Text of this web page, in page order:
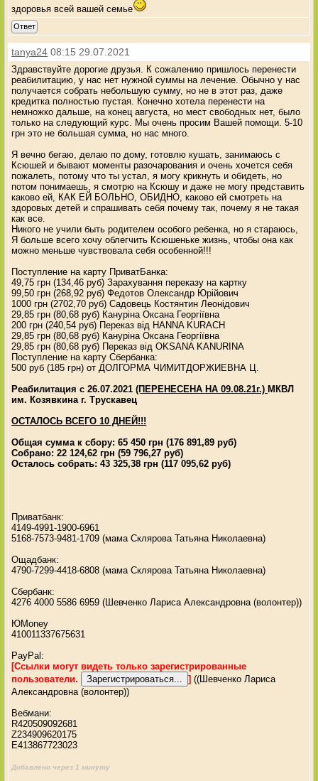
здоровья всей вашей семье
Ответ
tanya24 08:15 29.07.2021
Здравствуйте дорогие друзья. К сожалению пришлось перенести
реабилитацию, у нас нет нужной суммы на лечение. Обычно у нас
получается собрать небольшую сумму, но не в этот раз, даже
кредитка полностью пустая. Конечно хотела перенести на
немножко дальше, на конец августа, но мест свободных нет, было
только на следующий курс. Мы очень просим Вашей помощи. 5-10
грн это не большая сумма, но нас много.
Я вечно бегаю, делаю по дому, готовлю кушать, занимаюсь с
Ксюшей и бывают моменты разочарования и очень хочется себя
пожалеть, потому что ты устал, я могу крикнуть и обидеть, но
потом понимаешь, я смотрю на Ксюшу и даже не могу представить
каково ей, КАК ЕЙ БОЛЬНО, ОБИДНО, каково ей смотреть на
здоровых детей и спрашивать себя почему так, почему я не такая
как все.
Никого не учили быть родителем особого ребенка, но я стараюсь,
Я больше всего хочу облегчить Ксюшеньке жизнь, чтобы она как
можно меньше чувствовала себя особенной!!!
Поступление на карту ПриватБанка:
49,75 грн (134,46 руб) Зарахування переказу на картку
99,50 грн (268,92 руб) Федотов Олександр Юрійович
1000 грн (2702,70 руб) Садовець Костянтин Леонідович
29,85 грн (80,68 руб) Кануріна Оксана Георгіївна
200 грн (240,54 руб) Переказ від HANNA KURACH
29,85 грн (80,68 руб) Кануріна Оксана Георгіївна
29,85 грн (80,68 руб) Переказ від OKSANA KANURINA
Поступление на карту Сбербанка:
500 руб (185 грн) от ДОЛГОРМА ЧИМИТДОРЖИЕВНА Ц.
Реабилитация с 26.07.2021(ПЕРЕНЕСЕНА НА 09.08.21г.)МКВЛ
им. Козявкина г. Трускавец
ОСТАЛОСЬ ВСЕГО 10 ДНЕЙ!!!
Общая сумма к сбору: 65 450 грн (176 891,89 руб)
Собрано: 22 124,62 грн (59 796,27 руб)
Осталось собрать: 43 325,38 грн (117 095,62 руб)
Приватбанк:
4149-4991-1900-6961
5168-7573-9481-1709 (мама Склярова Татьяна Николаевна)
Ощадбанк:
4790-7299-4418-6808 (мама Склярова Татьяна Николаевна)
Сбербанк:
4276 4000 5586 6959 (Шевченко Лариса Александровна (волонтер))
ЮМоney
410011337675631
PayPal:
[Ссылки могут видеть только зарегистрированные
пользователи.
] ((Шевченко Лариса
Александровна (волонтер))
Вебмани:
R420509092681
Z234909620175
E413867723023
Добавлено через 1 минуту